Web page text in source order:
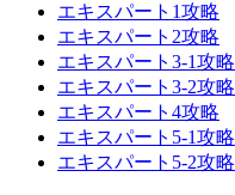
エキスパート1攻略
エキスパート2攻略
エキスパート3-1攻略
エキスパート3-2攻略
エキスパート4攻略
エキスパート5-1攻略
エキスパート5-2攻略